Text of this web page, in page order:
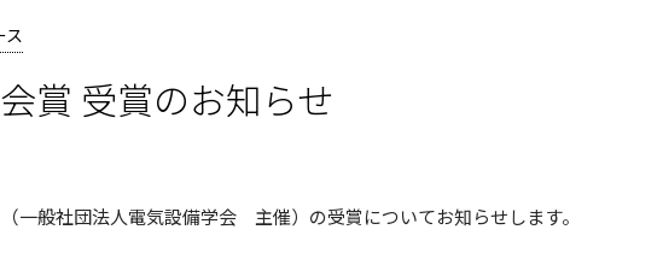
ス
賞 受賞のお知らせ
一般社団法人電気設備学会 主催）の受賞についてお知らせします。